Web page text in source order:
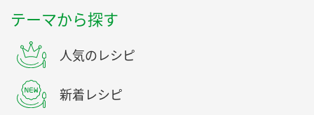
テーマから探す
人気のレシピ
新着レシピ